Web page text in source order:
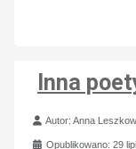
Inna
Szczegóły
Autor:Anna
Opublikowano: 29